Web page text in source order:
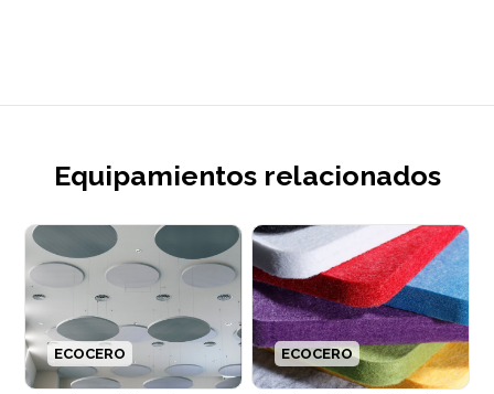
Equipamientos relacionados
ECOCERO ECOCERO